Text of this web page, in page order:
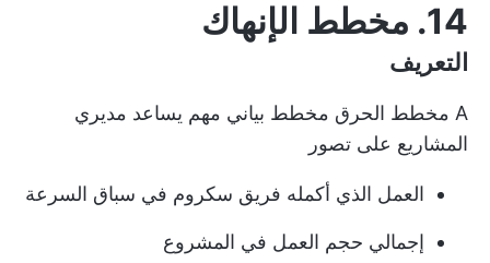
14. مخطط الإنهاك
التعريف
A مخطط الحرق مخطط بياني مهم يساعد مديري
المشاريع على تصور
العمل الذي أكمله فريق سكروم في سباق السرعة
إجمالي حجم العمل في المشروع